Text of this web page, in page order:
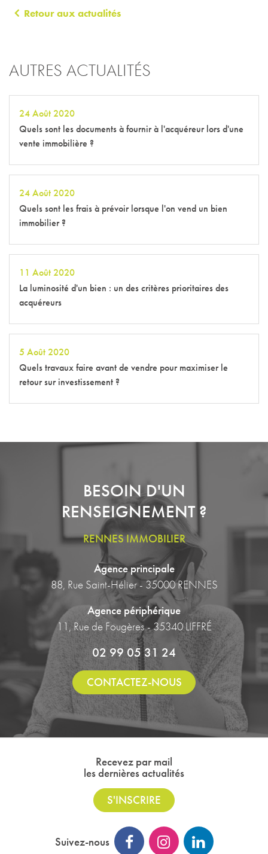
Retour aux actualités
AUTRES ACTUALITÉS
24 Août 2020
Quels sont les documents à fournir à l'acquéreur lors d'une
vente immobilière ?
24 Août 2020
Quels sont les frais à prévoir lorsque l'on vend un bien
immobilier ?
11 Août 2020
La luminosité d'un bien : un des critères prioritaires des
acquéreurs
5 Août 2020
Quels travaux faire avant de vendre pour maximiser le
retour sur investissement ?
BESOIN D'UN
RENSEIGNEMENT ?
RENNES IMMOBILIER
Agence principale
88, Rue Saint-Hélier - 35000 RENNES
Agence périphérique
11, Rue de Fougères - 35340 LIFFRÉ
02 99 05 31 24
CONTACTEZ-NOUS
Recevez par mail
les dernières actualités
S'INSCRIRE
Suivez-nous